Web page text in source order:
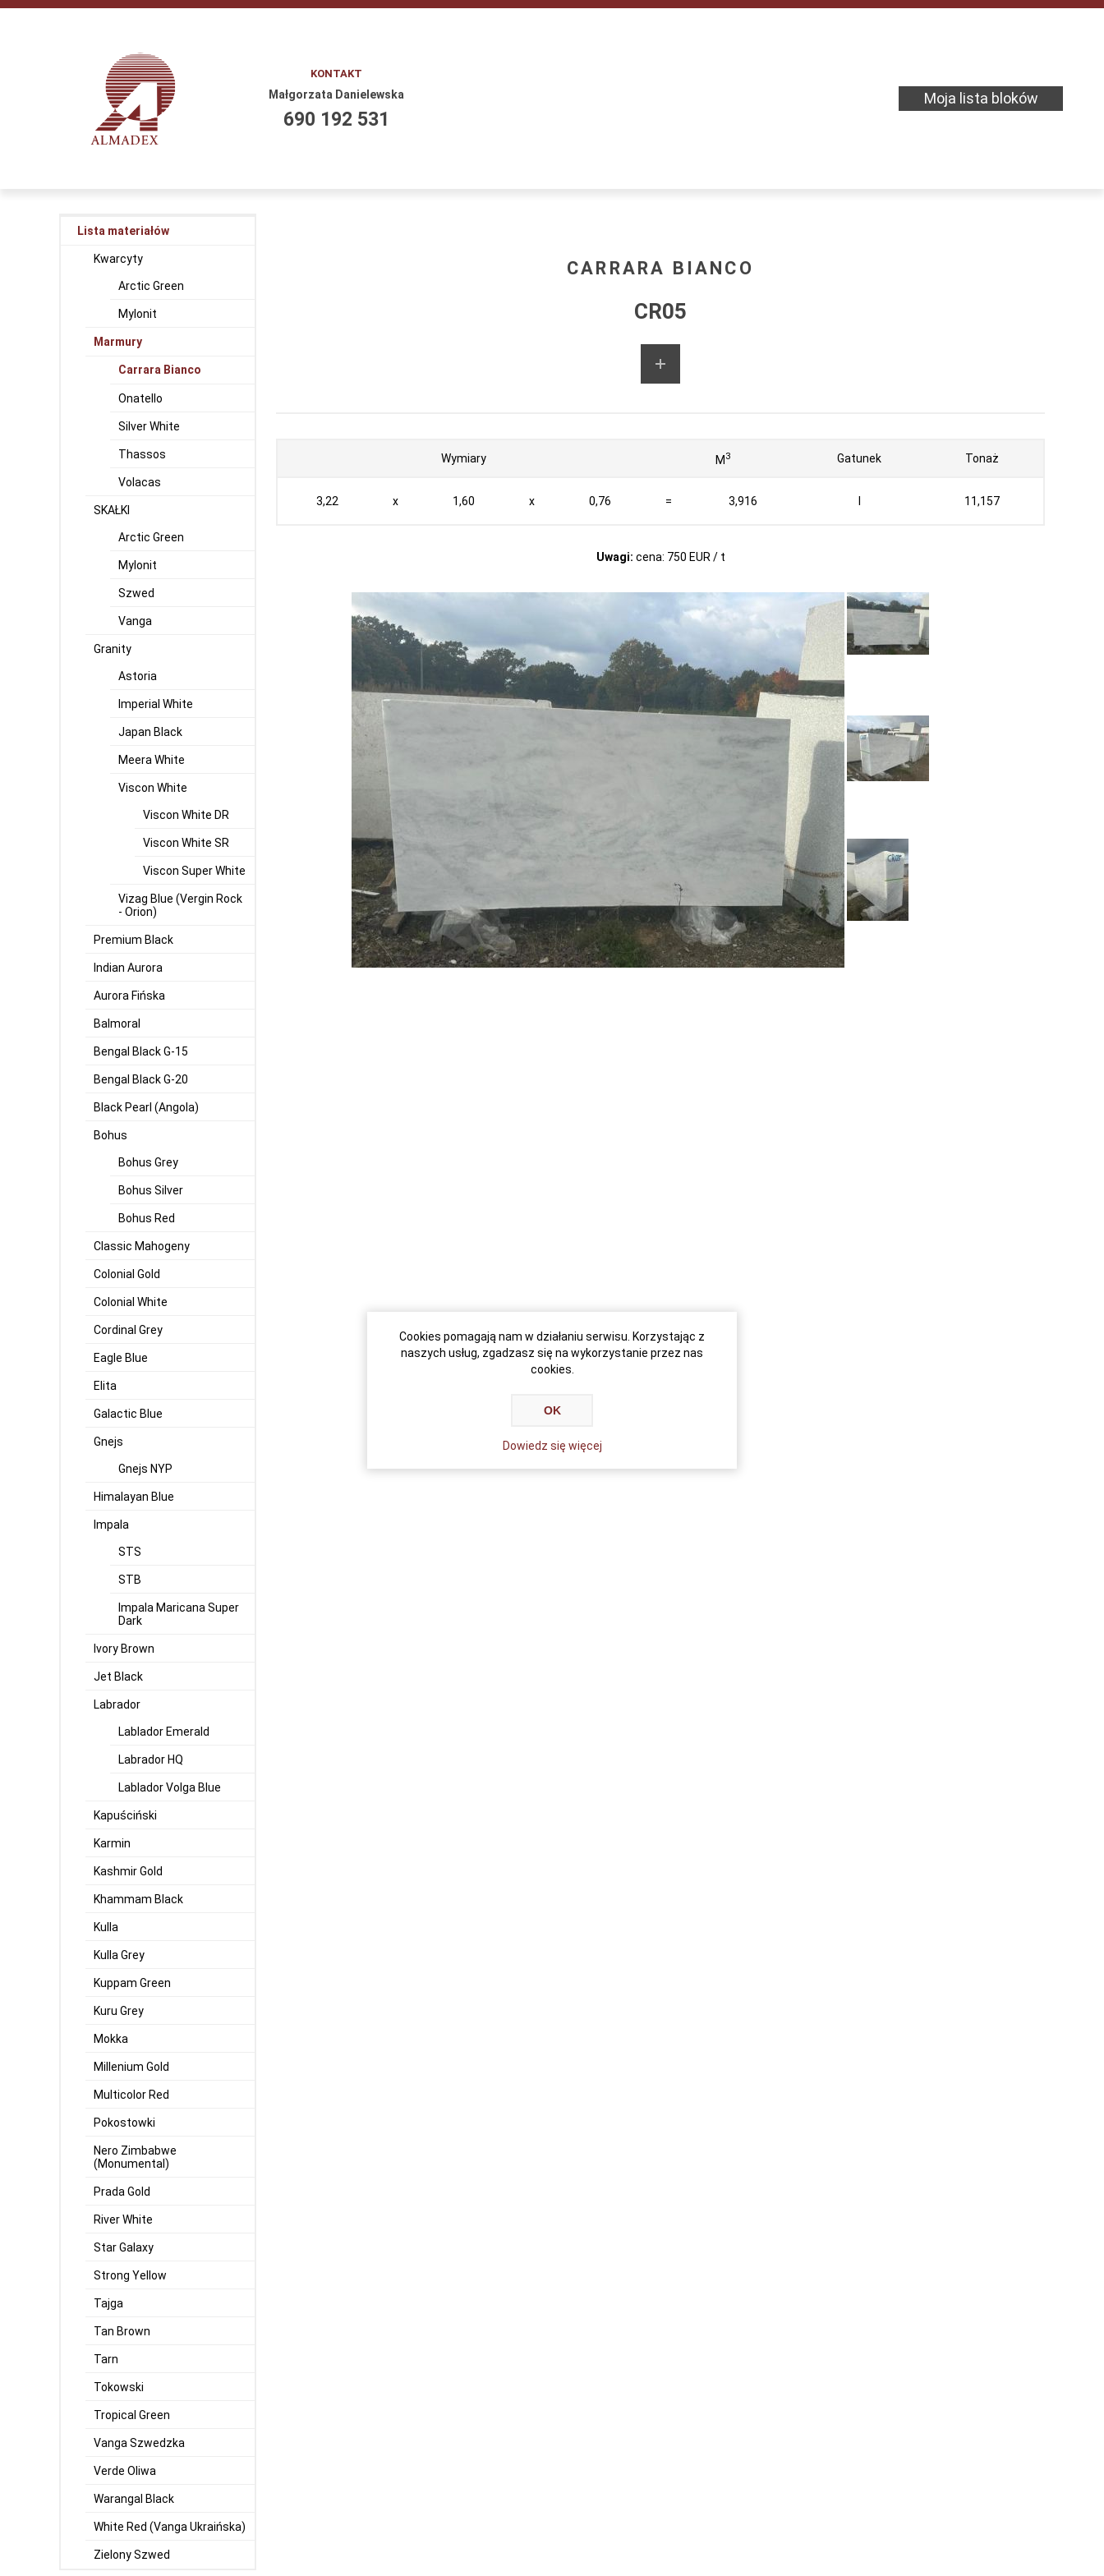
KONTAKT
Małgorzata Danielewska
690 192 531
Moja lista bloków
CARRARA BIANCO
CR05
Wymiary M 3 Gatunek Tonaż
3,22 x 1,60 x 0,76 = 3,916 11,157
Uwagi: cena: 750 EUR / t
Lista materiałów
Kwarcyty
Arctic Green
Mylonit
Marmury
Carrara Bianco
Onatello
Silver White
Thassos
Volacas
SKAŁKI
Arctic Green
Mylonit
Szwed
Vanga
Granity
Astoria
Imperial White
Japan Black
Meera White
Viscon White
Viscon White DR
Viscon White SR
Viscon Super White
Vizag Blue (Vergin Rock
- Orion)
Premium Black
Indian Aurora
Aurora Fińska
Balmoral
Bengal Black G-15
Bengal Black G-20
Black Pearl (Angola)
Bohus
Bohus Grey
Bohus Silver
Bohus Red
Classic Mahogeny
Colonial Gold
Colonial White
Cordinal Grey
Eagle Blue
Elita
Galactic Blue
Gnejs
Gnejs NYP
Himalayan Blue
Impala
STS
STB
Impala Maricana Super
Dark
Ivory Brown
Jet Black
Labrador
Lablador Emerald
Labrador HQ
Lablador Volga Blue
Kapuściński
Karmin
Kashmir Gold
Khammam Black
Kulla
Kulla Grey
Kuppam Green
Kuru Grey
Mokka
Millenium Gold
Multicolor Red
Pokostowki
Nero Zimbabwe
(Monumental)
Prada Gold
River White
Star Galaxy
Strong Yellow
Tajga
Tan Brown
Tarn
Tokowski
Tropical Green
Vanga Szwedzka
Verde Oliwa
Warangal Black
White Red (Vanga Ukraińska)
Zielony Szwed
Cookies pomagają nam w działaniu serwisu. Korzystając z
naszych usług, zgadzasz się na wykorzystanie przez nas
cookies.
OK
Dowiedz się więcej